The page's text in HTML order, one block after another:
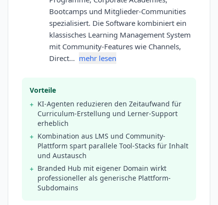
Bootcamps und Mitglieder-Communities
spezialisiert. Die Software kombiniert ein
klassisches Learning Management System
mit Community-Features wie Channels,
Direct… mehr lesen
Vorteile
+ KI-Agenten reduzieren den Zeitaufwand für
Curriculum-Erstellung und Lerner-Support
erheblich
+ Kombination aus LMS und Community-
Plattform spart parallele Tool-Stacks für Inhalt
und Austausch
+ Branded Hub mit eigener Domain wirkt
professioneller als generische Plattform-
Subdomains